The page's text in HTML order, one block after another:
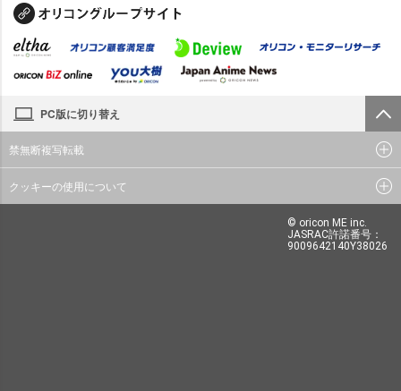
PC版に切り替え
禁無断複写転載
クッキーの使用について
© oricon ME inc.
JASRAC許諾番号：
9009642140Y38026